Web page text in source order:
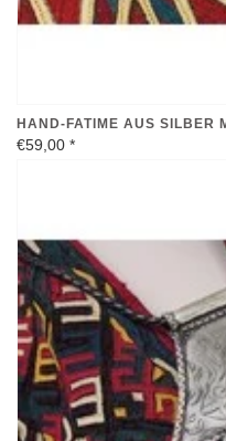
HAND-FATIME AUS SILBER
€59,00 *